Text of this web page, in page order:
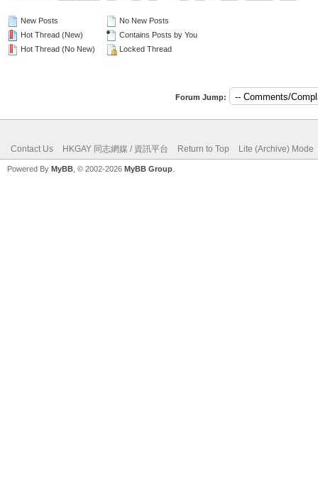
New Posts
Hot Thread (New)
Hot Thread (No New)
No New Posts
Contains Posts by You
Locked Thread
Forum Jump:
Contact Us HKGAY 同志網媒 / 資訊平台 Return to Top Lite (Archive) Mode
Powered By MyBB , © 2002-2026 MyBB Group